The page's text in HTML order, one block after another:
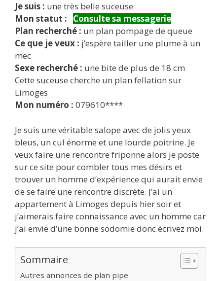
Je suis : une très belle suceuse
Mon statut :
Consulte sa messagerie
Plan recherché : un plan pompage de queue
Ce que je veux : j’espère tailler une plume à un
mec
Sexe recherché : une bite de plus de 18 cm
Cette suceuse cherche un plan fellation sur
Limoges
Mon numéro : 079610****
Je suis une véritable salope avec de jolis yeux
bleus, un cul énorme et une lourde poitrine. Je
veux faire une rencontre friponne alors je poste
sur ce site pour combler tous mes désirs et
trouver un homme d’expérience qui aurait envie
de se faire une rencontre discrète. J’ai un
appartement à Limoges depuis hier soir et
j’aimerais faire connaissance avec un homme car
j’ai envie d’une bonne sodomie donc écrivez moi.
Sommaire
Autres annonces de plan pipe